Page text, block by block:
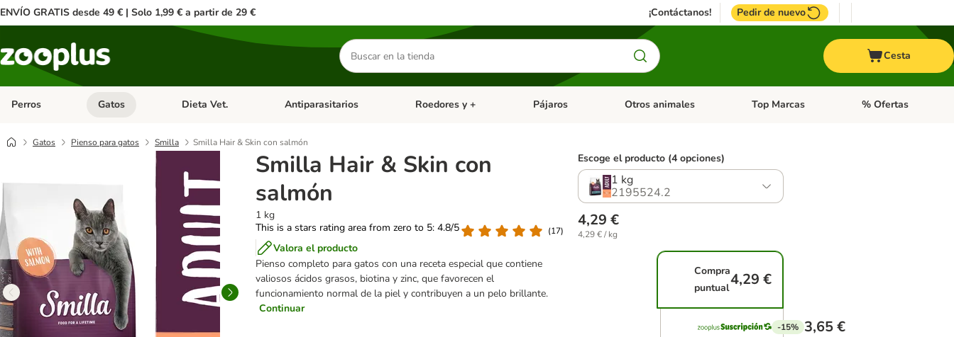
ENVÍO GRATIS desde 49 € | Solo 1,99 € a partir de 29 € ¡Contáctanos! Pedir de nuevo
Buscar
productos
Cesta
Perros Menú de categoria abierto: Perros
Gatos Menú de categoria abierto: Gatos
Dieta Vet. Menú de categoria abierto: Dieta Vet.
Antiparasitarios Menú de categoria abierto: Antiparasitarios
Roedores y + Menú de categoria abierto: Roedores y +
Pájaros Menú de categoria abierto: Pájaros
Otros animales Menú de categoria abierto: Otros animales
Top Marcas Menú de categoria
% Ofertas
Gatos Pienso para gatos Smilla Smilla Hair & Skin con salmón
Smilla Hair & Skin con
salmón
1 kg
This is a stars rating area from zero to 5: 4.8/5
(17)
Valora el producto
Pienso completo para gatos con una receta especial que contiene
valiosos ácidos grasos, biotina y zinc, que favorecen el
funcionamiento normal de la piel y contribuyen a un pelo brillante.
Continuar
Escoge el producto (4 opciones)
1 kg
2195524.2
4,29 €
4,29 € / kg
Compra
puntual4,29 €
-15% 3,65 €